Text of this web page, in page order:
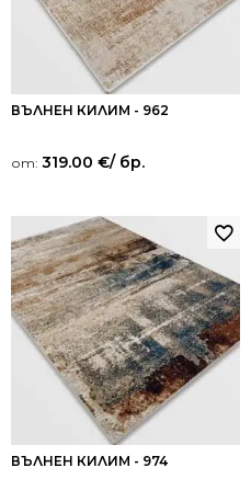
ВЪЛНЕН КИЛИМ - 962
от: 319.00 €/ бр.
ВЪЛНЕН КИЛИМ - 974